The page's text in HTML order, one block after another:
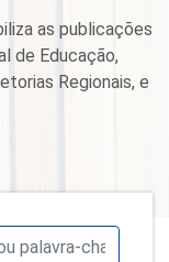
as publicações
de Educação,
Regionais, e